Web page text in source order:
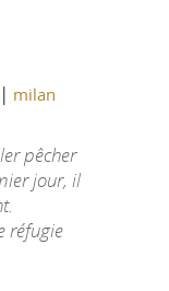
| milan
pêcher
jour, il
réfugie